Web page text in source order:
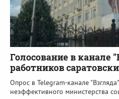
Голосование в канале
работников
Опрос в Telegram-канале
неэффективного министерства